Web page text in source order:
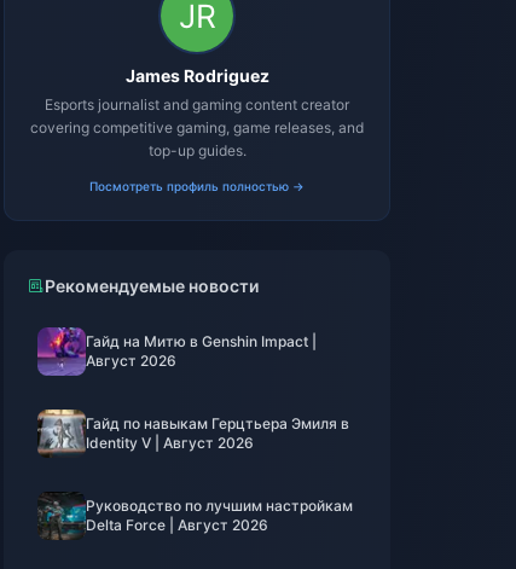
James Rodriguez
Esports journalist and gaming content creator
covering competitive gaming, game releases, and
top-up guides.
Посмотреть профиль полностью →
Рекомендуемые новости
Гайд на Митю в Genshin Impact |
Август 2026
Гайд по навыкам Герцтьера Эмиля в
Identity V | Август 2026
Руководство по лучшим настройкам
Delta Force | Август 2026